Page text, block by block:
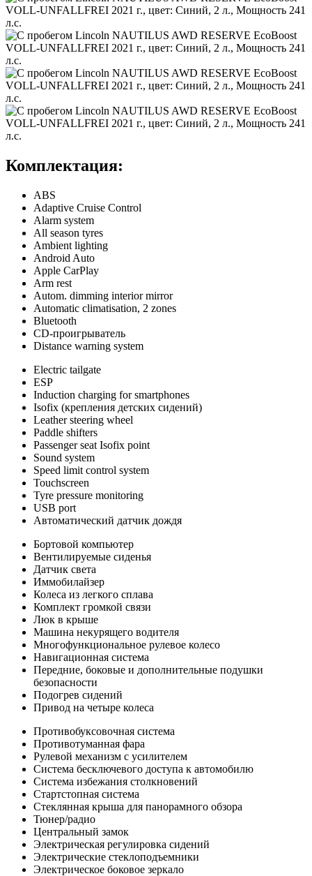
Комплектация:
ABS
Adaptive Cruise Control
Alarm system
All season tyres
Ambient lighting
Android Auto
Apple CarPlay
Arm rest
Autom. dimming interior mirror
Automatic climatisation, 2 zones
Bluetooth
CD-проигрыватель
Distance warning system
Electric tailgate
ESP
Induction charging for smartphones
Isofix (крепления детских сидений)
Leather steering wheel
Paddle shifters
Passenger seat Isofix point
Sound system
Speed limit control system
Touchscreen
Tyre pressure monitoring
USB port
Автоматический датчик дождя
Бортовой компьютер
Вентилируемые сиденья
Датчик света
Иммобилайзер
Колеса из легкого сплава
Комплект громкой связи
Люк в крыше
Машина некурящего водителя
Многофункциональное рулевое колесо
Навигационная система
Передние, боковые и дополнительные подушки
безопасности
Подогрев сидений
Привод на четыре колеса
Противобуксовочная система
Противотуманная фара
Рулевой механизм с усилителем
Система бесключевого доступа к автомобилю
Система избежания столкновений
Стартстопная система
Стеклянная крыша для панорамного обзора
Тюнер/радио
Центральный замок
Электрическая регулировка сидений
Электрические стеклоподъемники
Электрическое боковое зеркало